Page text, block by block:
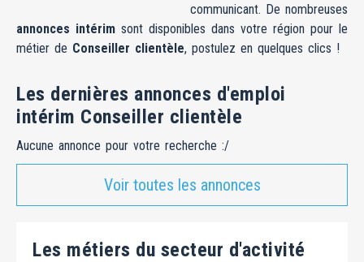
communicant. De nombreuses
annonces intérim sont disponibles dans votre région pour le
métier de Conseiller clientèle, postulez en quelques clics !
Les dernières annonces d'emploi
intérim Conseiller clientèle
Aucune annonce pour votre recherche :/
Voir toutes les annonces
Les métiers du secteur d'activité